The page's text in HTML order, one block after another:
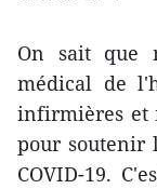
On sait que
médical de
infirmières et
pour soutenir
COVID-19.